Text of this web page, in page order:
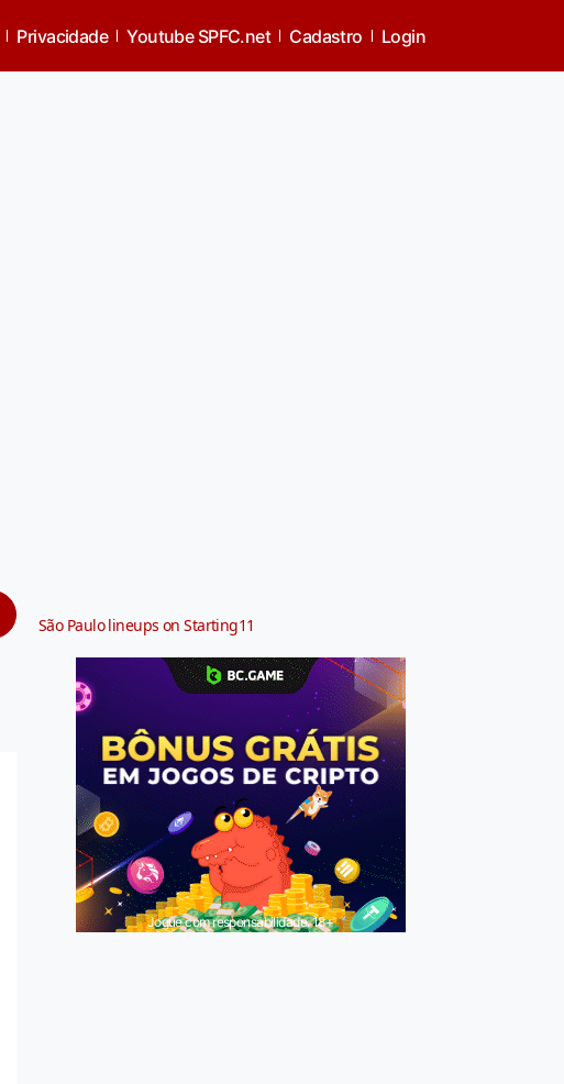
Privacidade Youtube SPFC.net Cadastro Login
São Paulo lineups on Starting11
Jogue com responsabilidade. 18+